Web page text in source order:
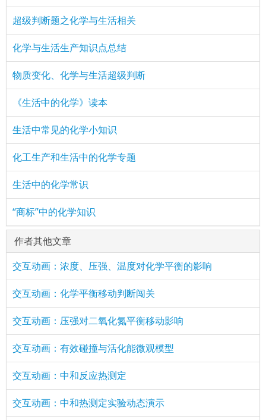
超级判断题之化学与生活相关
化学与生活生产知识点总结
物质变化、化学与生活超级判断
《生活中的化学》读本
生活中常见的化学小知识
化工生产和生活中的化学专题
生活中的化学常识
“商标”中的化学知识
作者其他文章
交互动画：浓度、压强、温度对化学平衡的影响
交互动画：化学平衡移动判断闯关
交互动画：压强对二氧化氮平衡移动影响
交互动画：有效碰撞与活化能微观模型
交互动画：中和反应热测定
交互动画：中和热测定实验动态演示